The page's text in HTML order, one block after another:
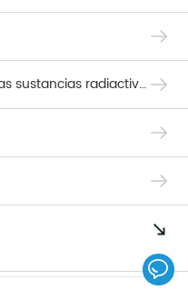
Supervisión de la seguridad de las sustancias radiactivas